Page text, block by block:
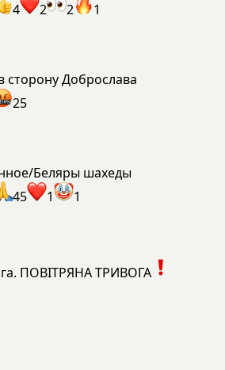
4 2 2 1
сторону Доброслава
25
Беляры шахеды
45 1 1
ПОВІТРЯНА ТРИВОГА